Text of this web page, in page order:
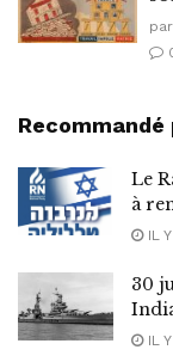
par
Recommandé
Le
à
IL Y
30
IL Y